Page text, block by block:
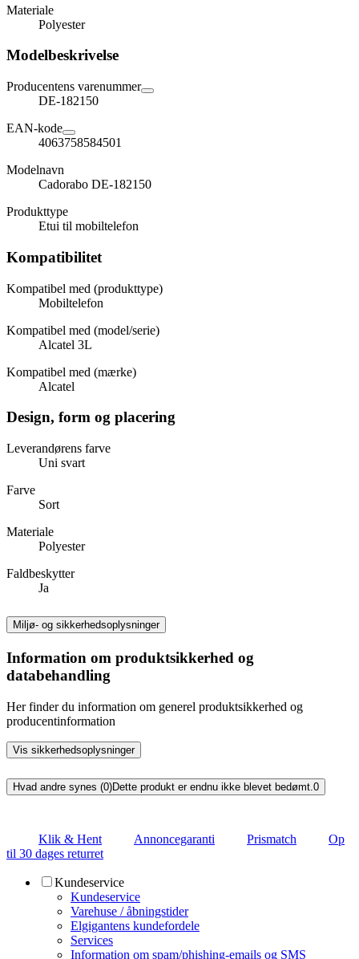
Materiale
Polyester
Modelbeskrivelse
Producentens varenummer
DE-182150
EAN-kode
4063758584501
Modelnavn
Cadorabo DE-182150
Produkttype
Etui til mobiltelefon
Kompatibilitet
Kompatibel med (produkttype)
Mobiltelefon
Kompatibel med (model/serie)
Alcatel 3L
Kompatibel med (mærke)
Alcatel
Design, form og placering
Leverandørens farve
Uni svart
Farve
Sort
Materiale
Polyester
Faldbeskytter
Ja
Miljø- og sikkerhedsoplysninger
Information om produktsikkerhed og
databehandling
Her finder du information om generel produktsikkerhed og
producentinformation
Vis sikkerhedsoplysninger
Hvad andre synes (0)Dette produkt er endnu ikke blevet bedømt.0
Klik & Hent Annoncegaranti Prismatch
Op
til 30 dages returret
Kundeservice
Kundeservice
Varehuse / åbningstider
Elgigantens kundefordele
Services
Information om spam/phishing-emails og SMS